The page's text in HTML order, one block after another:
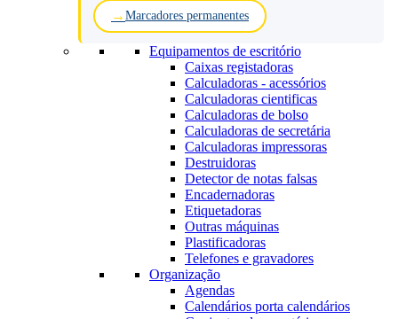
Marcadores permanentes
Equipamentos de escritório
Caixas registadoras
Calculadoras - acessórios
Calculadoras cientificas
Calculadoras de bolso
Calculadoras de secretária
Calculadoras impressoras
Destruidoras
Detector de notas falsas
Encadernadoras
Etiquetadoras
Outras máquinas
Plastificadoras
Telefones e gravadores
Organização
Agendas
Calendários porta calendários